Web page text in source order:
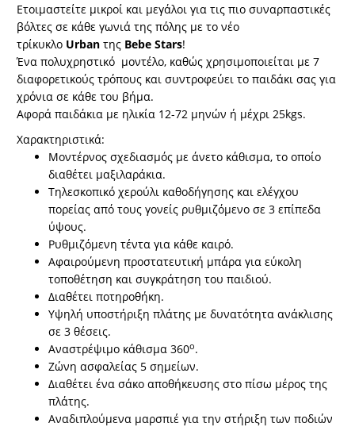
Ετοιμαστείτε μικροί και μεγάλοι για τις πιο συναρπαστικές
βόλτες σε κάθε γωνιά της πόλης με το νέο
τρίκυκλο Urban της Bebe Stars!
Ένα πολυχρηστικό μοντέλο, καθώς χρησιμοποιείται με 7
διαφορετικούς τρόπους και συντροφεύει το παιδάκι σας για
χρόνια σε κάθε του βήμα.
Αφορά παιδάκια με ηλικία 12-72 μηνών ή μέχρι 25kgs.
Χαρακτηριστικά:
Μοντέρνος σχεδιασμός με άνετο κάθισμα, το οποίο
διαθέτει μαξιλαράκια.
Τηλεσκοπικό χερούλι καθοδήγησης και ελέγχου
πορείας από τους γονείς ρυθμιζόμενο σε 3 επίπεδα
ύψους.
Ρυθμιζόμενη τέντα για κάθε καιρό.
Αφαιρούμενη προστατευτική μπάρα για εύκολη
τοποθέτηση και συγκράτηση του παιδιού.
Διαθέτει ποτηροθήκη.
Υψηλή υποστήριξη πλάτης με δυνατότητα ανάκλισης
σε 3 θέσεις.
Αναστρέψιμο κάθισμα 360ο.
Ζώνη ασφαλείας 5 σημείων.
Διαθέτει ένα σάκο αποθήκευσης στο πίσω μέρος της
πλάτης.
Αναδιπλούμενα μαρσπιέ για την στήριξη των ποδιών